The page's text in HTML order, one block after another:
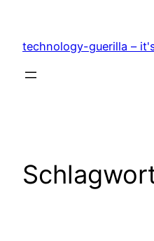
springen
technology-guerilla –